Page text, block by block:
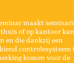
maakt
of op kantoor kan
en die dankzij een
controlesysteem
komen voor de